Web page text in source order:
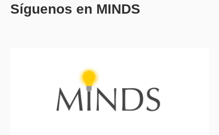
Síguenos en MINDS